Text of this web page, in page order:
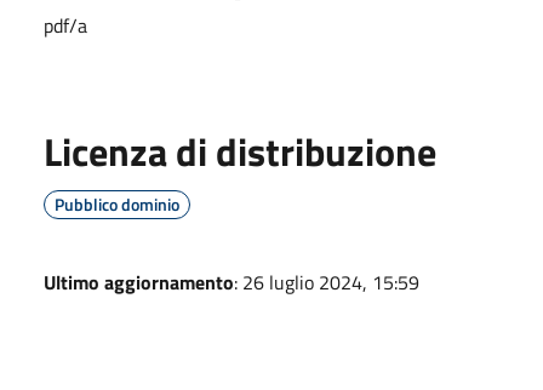
pdf/a
Licenza di distribuzione
Pubblico dominio
Ultimo aggiornamento: 26 luglio 2024, 15:59